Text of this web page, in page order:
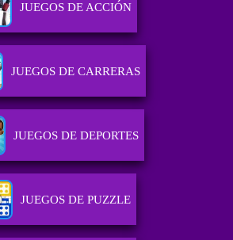
JUEGOS DE ACCIÓN
JUEGOS DE CARRERAS
JUEGOS DE DEPORTES
JUEGOS DE PUZZLE